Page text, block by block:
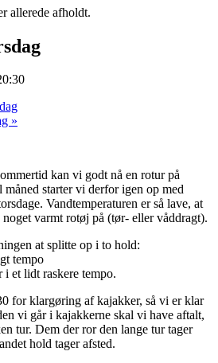
allerede afholdt.
»
kan vi godt nå en rotur på
måned starter vi derfor igen op med
Vandtemperaturen er så lave, at
varmt rotøj på (tør- eller våddragt).
at splitte op i to hold:
tempo
et lidt raskere tempo.
for klargøring af kajakker, så vi er klar
vi går i kajakkerne skal vi have aftalt,
tur. Dem der ror den lange tur tager
hold tager afsted.